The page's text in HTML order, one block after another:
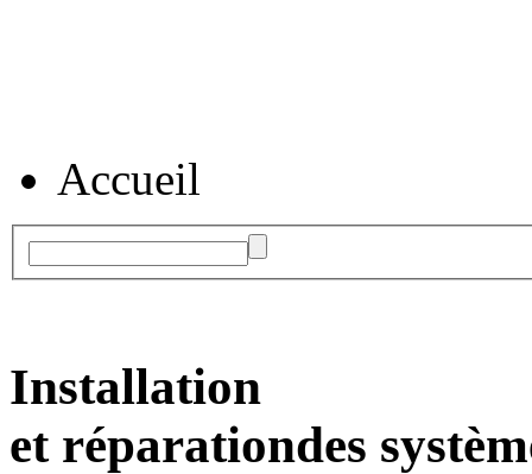
Accueil
Installation
et réparationdes